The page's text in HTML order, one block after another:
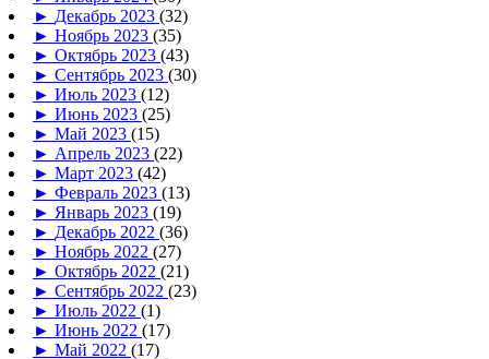
► Декабрь 2023 (32)
► Ноябрь 2023 (35)
► Октябрь 2023 (43)
► Сентябрь 2023 (30)
► Июль 2023 (12)
► Июнь 2023 (25)
► Май 2023 (15)
► Апрель 2023 (22)
► Март 2023 (42)
► Февраль 2023 (13)
► Январь 2023 (19)
► Декабрь 2022 (36)
► Ноябрь 2022 (27)
► Октябрь 2022 (21)
► Сентябрь 2022 (23)
► Июль 2022 (1)
► Июнь 2022 (17)
► Май 2022 (17)